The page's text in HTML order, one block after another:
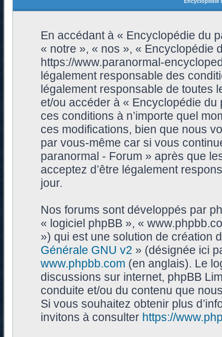
En accédant à « Encyclopédie du
« notre », « nos », « Encyclopédie
https://www.paranormal-
légalement responsable des
légalement responsable de toutes
et/ou accéder à « Encyclopédie
ces conditions à n’importe quel
ces modifications, bien que nous
par vous-même car si vous
paranormal - Forum » après que
acceptez d’être légalement
jour.
Nos forums sont développés par
« logiciel phpBB », «
») qui est une solution de création
Générale GNU v2 » (désignée ici
www.phpbb.com (en anglais). Le
discussions sur internet, phpBB
conduite et/ou du contenu que
Si vous souhaitez obtenir plus
invitons à consulter https://